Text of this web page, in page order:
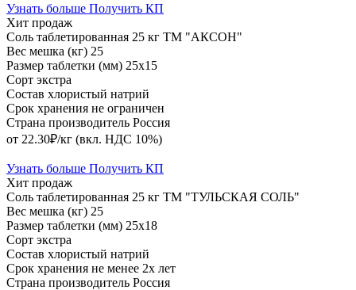
Узнать больше Получить КП
Хит продаж
Соль таблетированная 25 кг ТМ "АКСОН"
Вес мешка (кг) 25
Размер таблетки (мм) 25х15
Сорт экстра
Состав хлористый натрий
Срок хранения не ограничен
Страна производитель Россия
от 22.30₽/кг (вкл. НДС 10%)
Узнать больше Получить КП
Хит продаж
Соль таблетированная 25 кг ТМ "ТУЛЬСКАЯ СОЛЬ"
Вес мешка (кг) 25
Размер таблетки (мм) 25х18
Сорт экстра
Состав хлористый натрий
Срок хранения не менее 2х лет
Страна производитель Россия